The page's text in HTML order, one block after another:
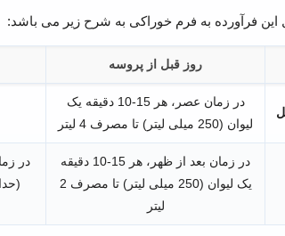
فرآورده به فرم خوراکی به شرح زیر می باشد:
روز قبل از پروسه
در زمان عصر، هر 15-10 دقیقه یک
لیوان (250 میلی لیتر) تا مصرف 4 لیتر
در زمان بعد از ظهر، هر 15-10 دقیقه
یک لیوان (250 میلی لیتر) تا مصرف 2
لیتر